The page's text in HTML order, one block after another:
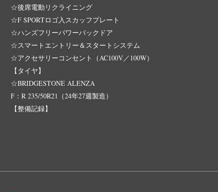
☆後席電動リクライニング
☆F SPORTロゴ入スカッフプレート
☆ハンズフリーパワーバックドア
☆スマートエントリー＆スタートシステム
☆アクセサリーコンセント（AC100V／100W）
【タイヤ】
☆BRIDGESTONE ALENZA
F：R 235/50R21（24年27週製造）
【整備記録】